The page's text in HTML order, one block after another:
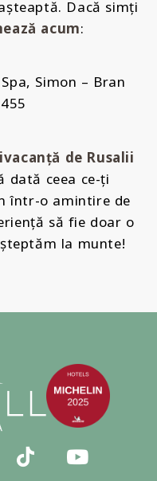
Dacă simți
acum:
Simon – Bran
de Rusalii
dată ceea ce-ți
într-o amintire de
să fie doar o
la munte!